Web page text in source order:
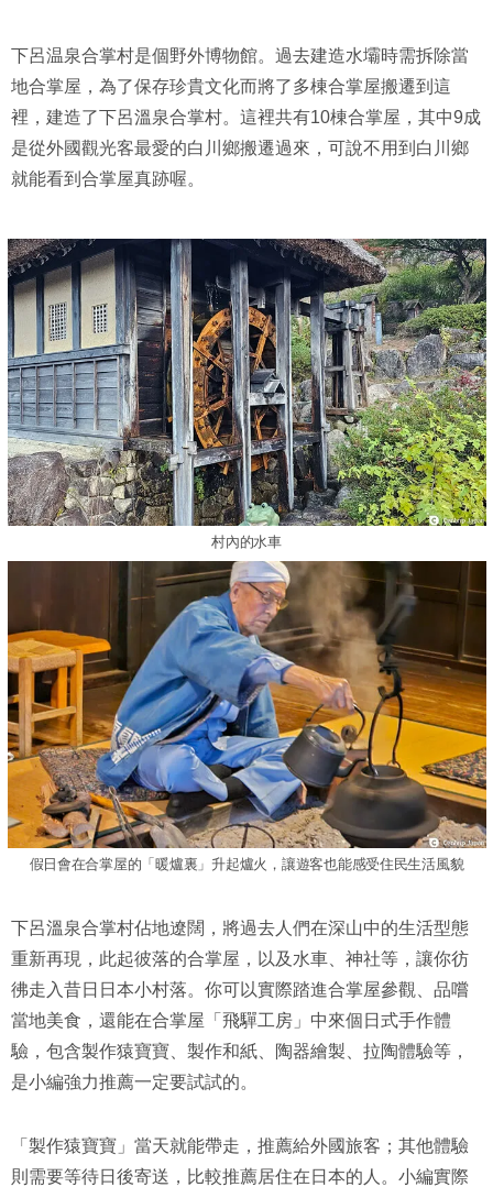
下呂温泉合掌村是個野外博物館。過去建造水壩時需拆除當
地合掌屋，為了保存珍貴文化而將了多棟合掌屋搬遷到這
裡，建造了下呂溫泉合掌村。這裡共有10棟合掌屋，其中9成
是從外國觀光客最愛的白川鄉搬遷過來，可說不用到白川鄉
就能看到合掌屋真跡喔。
村內的水車
假日會在合掌屋的「暖爐裏」升起爐火，讓遊客也能感受住民生活風貌
下呂溫泉合掌村佔地遼闊，將過去人們在深山中的生活型態
重新再現，此起彼落的合掌屋，以及水車、神社等，讓你彷
彿走入昔日日本小村落。你可以實際踏進合掌屋參觀、品嚐
當地美食，還能在合掌屋「飛驒工房」中來個日式手作體
驗，包含製作猿寶寶、製作和紙、陶器繪製、拉陶體驗等，
是小編強力推薦一定要試試的。
「製作猿寶寶」當天就能帶走，推薦給外國旅客；其他體驗
則需要等待日後寄送，比較推薦居住在日本的人。小編實際